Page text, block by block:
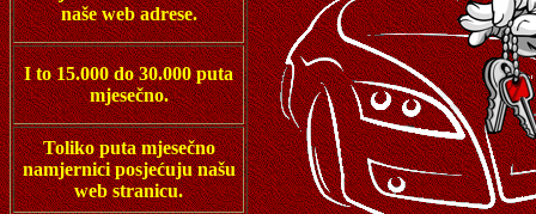
naše web adrese.
I to 15.000 do 30.000 puta
mjesečno.
Toliko puta mjesečno
namjernici posjećuju našu
web stranicu.